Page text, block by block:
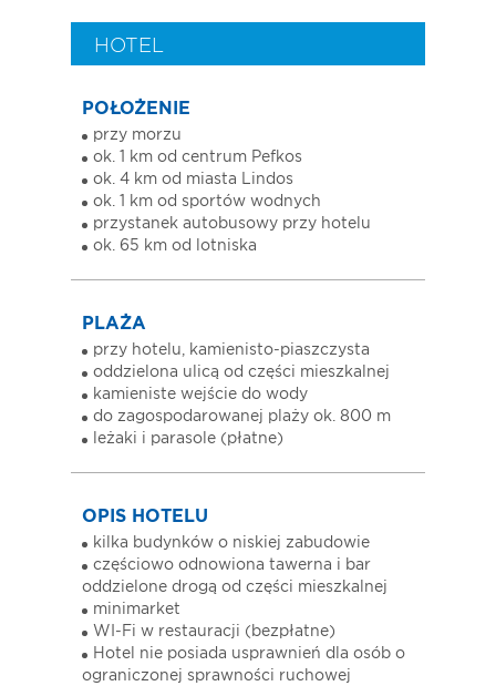
HOTEL
POŁOŻENIE
przy morzu
ok. 1 km od centrum Pefkos
ok. 4 km od miasta Lindos
ok. 1 km od sportów wodnych
przystanek autobusowy przy hotelu
ok. 65 km od lotniska
PLAŻA
przy hotelu, kamienisto-piaszczysta
oddzielona ulicą od części mieszkalnej
kamieniste wejście do wody
do zagospodarowanej plaży ok. 800 m
leżaki i parasole (płatne)
OPIS HOTELU
kilka budynków o niskiej zabudowie
częściowo odnowiona tawerna i bar
oddzielone drogą od części mieszkalnej
minimarket
WI-Fi w restauracji (bezpłatne)
Hotel nie posiada usprawnień dla osób o
ograniczonej sprawności ruchowej